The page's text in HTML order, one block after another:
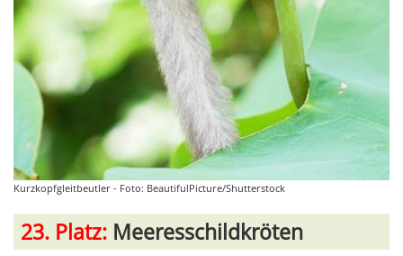
Kurzkopfgleitbeutler - Foto: BeautifulPicture/Shutterstock
23. Platz: Meeresschildkröten